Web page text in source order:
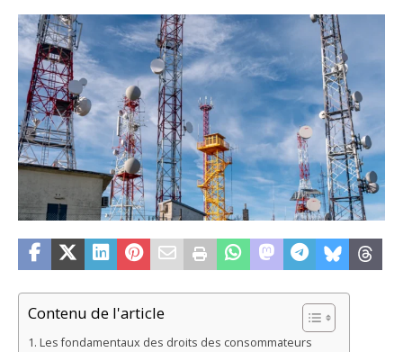
Contenu de l'article
Les fondamentaux des droits des consommateurs